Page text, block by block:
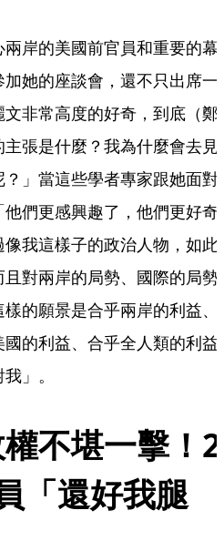
岸的美國前官員和重要的幕
她的座談會，還不只出席一
非常高度的好奇，到底（鄭
張是什麼？我為什麼會去見
」當這些學者專家跟她面對
們更感興趣了，他們更好奇
我這樣子的政治人物，如此
對兩岸的局勢、國際的局勢
的願景是合乎兩岸的利益、
的利益、合乎全人類的利益
」。
不堪一擊！2
「還好我腿